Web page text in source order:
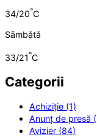
34/20°C
Sâmbătă
33/21°C
Categorii
Achiziție (1)
Anunț de presă
Avizier (84)